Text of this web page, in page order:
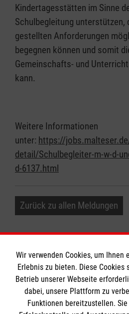
Kindertagesstätten im Sinne
Schulbegleitung unterstützen,
gestellten Anforderungen
begegnen können und somit
Gemeinschafts- und
kann.
Weitere Informationen
unter: https://
detail/Schulbegleiter-m-w-d-
d-6137.html
Zurück zu allen Meldungen
Informationen
Wir verwenden Cookies, um Ihnen
Erlebnis zu bieten. Diese Cookies
Betrieb unserer Webseite
dabei, unsere Plattform zu
Funktionen bereitzustellen.